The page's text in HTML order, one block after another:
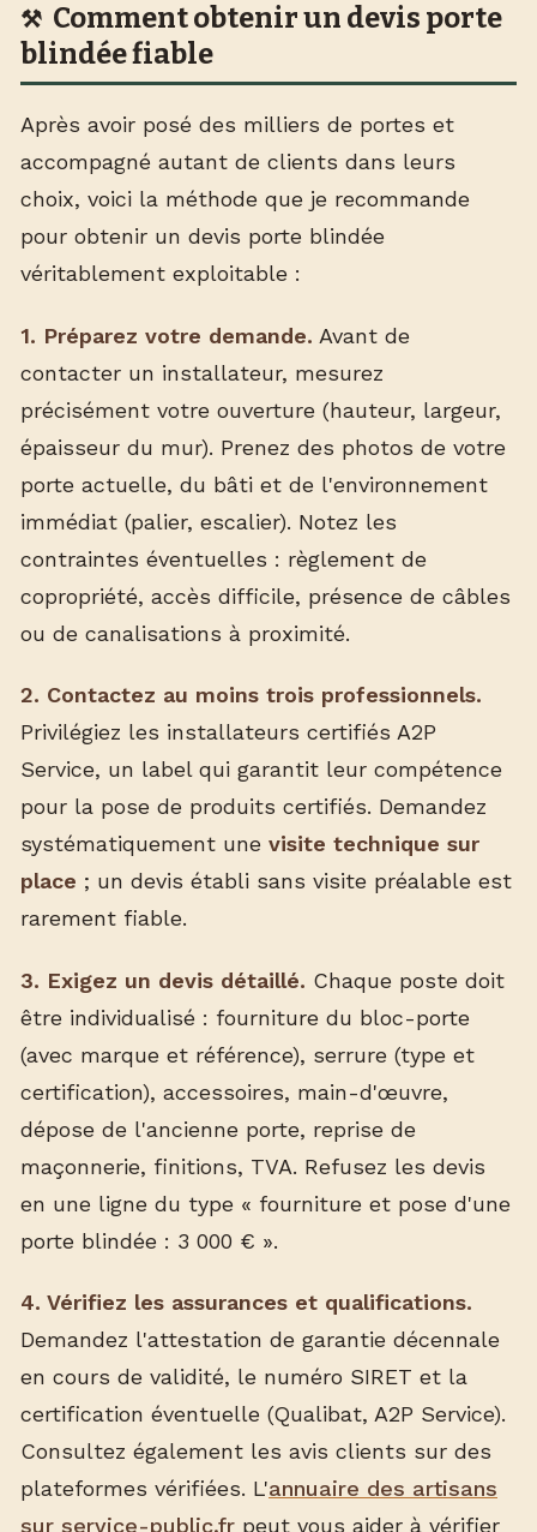
Comment obtenir un devis porte
blindée fiable
Après avoir posé des milliers de portes et
accompagné autant de clients dans leurs
choix, voici la méthode que je recommande
pour obtenir un devis porte blindée
véritablement exploitable :
1. Préparez votre demande. Avant de
contacter un installateur, mesurez
précisément votre ouverture (hauteur, largeur,
épaisseur du mur). Prenez des photos de votre
porte actuelle, du bâti et de l'environnement
immédiat (palier, escalier). Notez les
contraintes éventuelles : règlement de
copropriété, accès difficile, présence de câbles
ou de canalisations à proximité.
2. Contactez au moins trois professionnels.
Privilégiez les installateurs certifiés A2P
Service, un label qui garantit leur compétence
pour la pose de produits certifiés. Demandez
systématiquement une visite technique sur
place ; un devis établi sans visite préalable est
rarement fiable.
3. Exigez un devis détaillé. Chaque poste doit
être individualisé : fourniture du bloc-porte
(avec marque et référence), serrure (type et
certification), accessoires, main-d'œuvre,
dépose de l'ancienne porte, reprise de
maçonnerie, finitions, TVA. Refusez les devis
en une ligne du type « fourniture et pose d'une
porte blindée : 3 000 € ».
4. Vérifiez les assurances et qualifications.
Demandez l'attestation de garantie décennale
en cours de validité, le numéro SIRET et la
certification éventuelle (Qualibat, A2P Service).
Consultez également les avis clients sur des
plateformes vérifiées. L'annuaire des artisans
sur service-public.fr peut vous aider à vérifier